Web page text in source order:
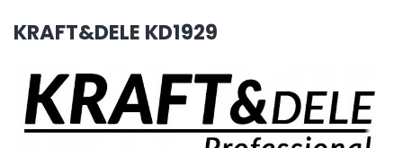
KRAFT&DELE KD1929